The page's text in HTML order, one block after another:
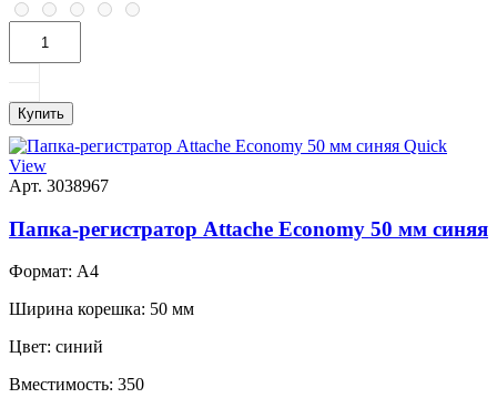
Купить
Quick
View
Арт. 3038967
Папка-регистратор Attache Economy 50 мм cиняя
Формат: А4
Ширина корешка: 50 мм
Цвет: синий
Вместимость: 350